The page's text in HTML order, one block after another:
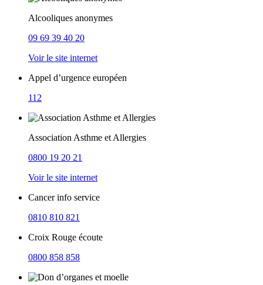
Alcooliques anonymes
09 69 39 40 20
Voir le site internet
Appel d’urgence européen
112
Association Asthme et Allergies
0800 19 20 21
Voir le site internet
Cancer info service
0810 810 821
Croix Rouge écoute
0800 858 858